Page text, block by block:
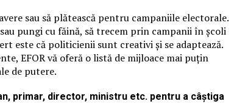
sau să plătească pentru campaniile electorale.
pungi cu făină, să trecem prin campanii în școli
este că politicienii sunt creativi și se adaptează.
EFOR vă oferă o listă de mijloace mai puțin
de putere.
primar, director, ministru etc. pentru a câștiga